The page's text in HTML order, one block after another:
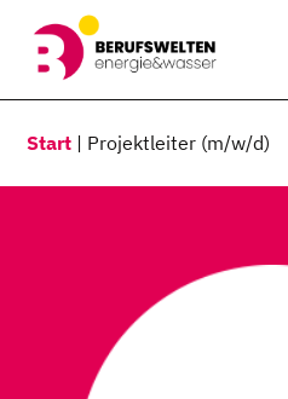
Start | Projektleiter (m/w/d)